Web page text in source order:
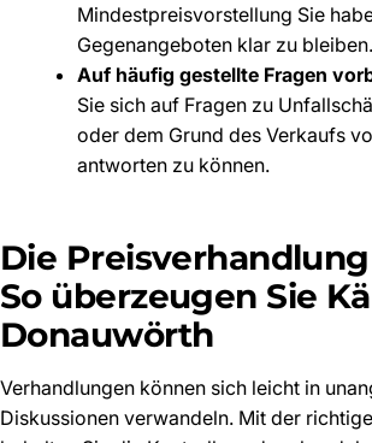
Mindestpreisvorstellung Sie
Gegenangeboten klar zu bleiben.
Auf häufig gestellte Fragen
Sie sich auf Fragen zu
oder dem Grund des Verkaufs
antworten zu können.
Die
So überzeugen Sie
Donauwörth
Verhandlungen können sich leicht in
Diskussionen verwandeln. Mit der